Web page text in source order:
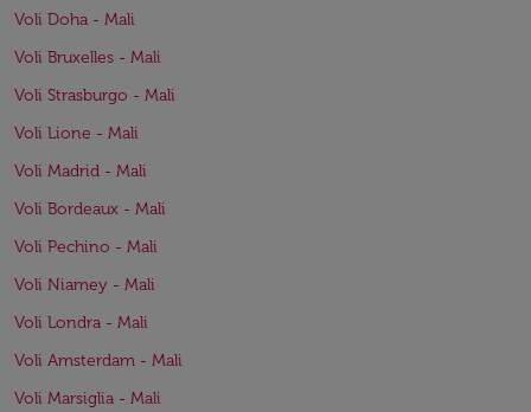
Voli Doha - Mali
Voli Bruxelles - Mali
Voli Strasburgo - Mali
Voli Lione - Mali
Voli Madrid - Mali
Voli Bordeaux - Mali
Voli Pechino - Mali
Voli Niamey - Mali
Voli Londra - Mali
Voli Amsterdam - Mali
Voli Marsiglia - Mali